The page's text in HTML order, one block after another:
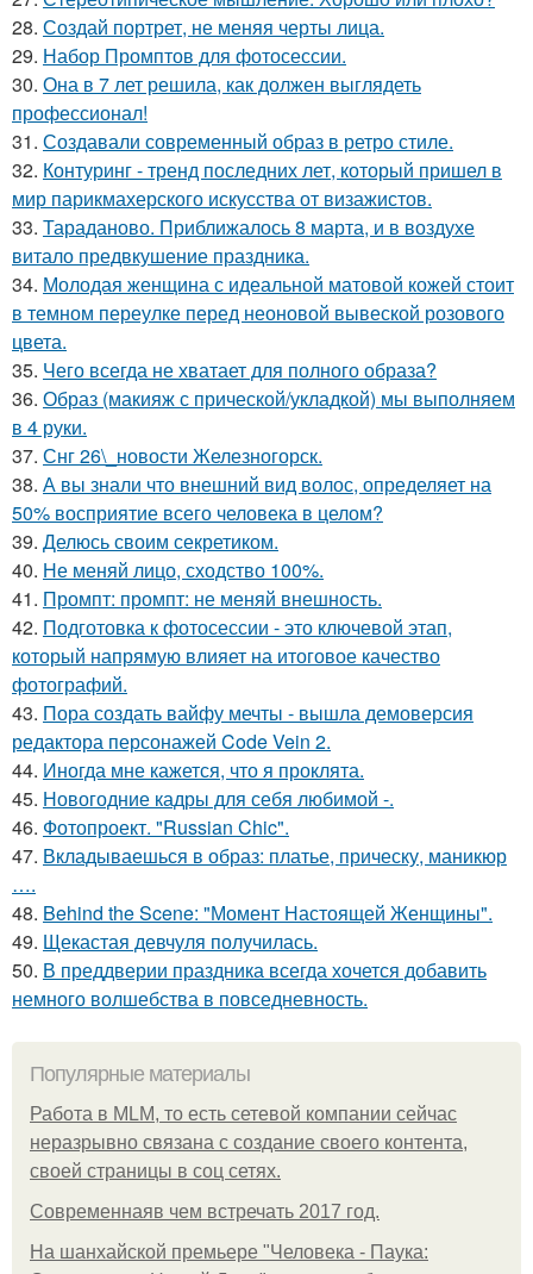
28. Создай портрет, не меняя черты лица.
29. Набор Промптов для фотосессии.
30. Она в 7 лет решила, как должен выглядеть
профессионал!
31. Создавали современный образ в ретро стиле.
32. Контуринг - тренд последних лет, который пришел в
мир парикмахерского искусства от визажистов.
33. Тараданово. Приближалось 8 марта, и в воздухе
витало предвкушение праздника.
34. Молодая женщина с идеальной матовой кожей стоит
в темном переулке перед неоновой вывеской розового
цвета.
35. Чего всегда не хватает для полного образа?
36. Образ (макияж с прической/укладкой) мы выполняем
в 4 руки.
37. Снг 26\_новости Железногорск.
38. А вы знали что внешний вид волос, определяет на
50% восприятие всего человека в целом?
39. Делюсь своим секретиком.
40. Не меняй лицо, сходство 100%.
41. Промпт: промпт: не меняй внешность.
42. Подготовка к фотосессии - это ключевой этап,
который напрямую влияет на итоговое качество
фотографий.
43. Пора создать вайфу мечты - вышла демоверсия
редактора персонажей Code Vein 2.
44. Иногда мне кажется, что я проклята.
45. Новогодние кадры для себя любимой -.
46. Фотопроект. "Russian Chic".
47. Вкладываешься в образ: платье, прическу, маникюр
….
48. Behind the Scene: "Момент Настоящей Женщины".
49. Щекастая девчуля получилась.
50. В преддверии праздника всегда хочется добавить
немного волшебства в повседневность.
Популярные материалы
Работа в MLM, то есть сетевой компании сейчас
неразрывно связана с создание своего контента,
своей страницы в соц сетях.
Современнаяв чем встречать 2017 год.
На шанхайской премьере "Человека - Паука: